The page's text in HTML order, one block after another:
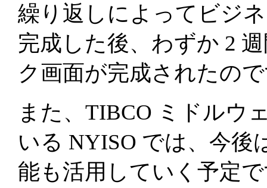
繰り返しによってビジ
完成した後、わずか 2
ク画面が完成されたの
また、TIBCO ミドルウ
いる NYISO では、今後
能も活用していく予定